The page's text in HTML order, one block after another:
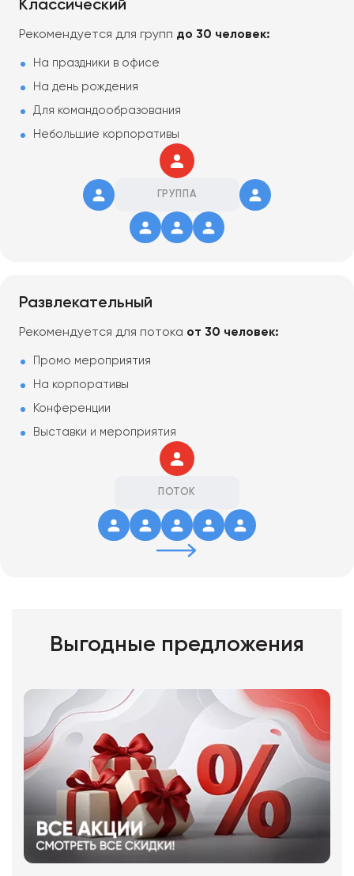
Классический
Рекомендуется для групп до 30 человек:
На праздники в офисе
На день рождения
Для командообразования
Небольшие корпоративы
ГРУППА
Развлекательный
Рекомендуется для потока от 30 человек:
Промо мероприятия
На корпоративы
Конференции
Выставки и мероприятия
ПОТОК
Выгодные предложения